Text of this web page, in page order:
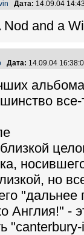
Дата: 14.09.04
Nod and a
Дата: 14.09.04
но
"дальнее
Англия!" -